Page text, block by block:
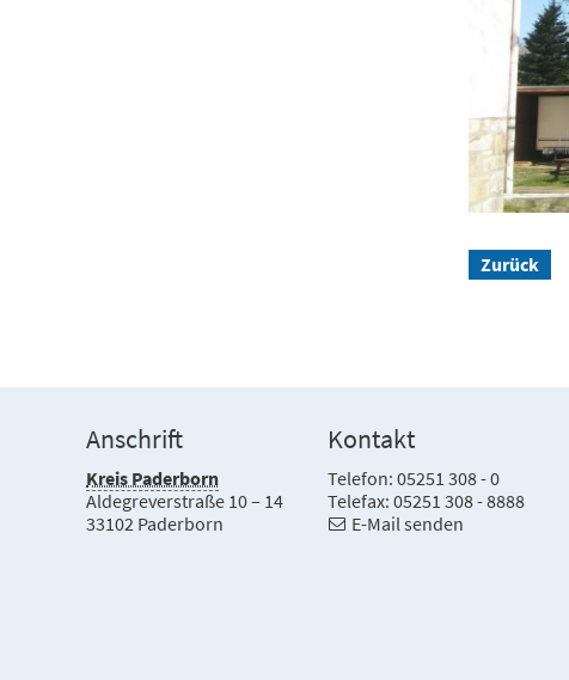
Zurück
Anschrift
Kreis Paderborn
Aldegreverstraße 10 – 14
33102 Paderborn
Kontakt
Telefon: 05251 308 - 0
Telefax: 05251 308 - 8888
E-Mail senden